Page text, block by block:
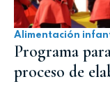
Alimentación
Programa
proceso de